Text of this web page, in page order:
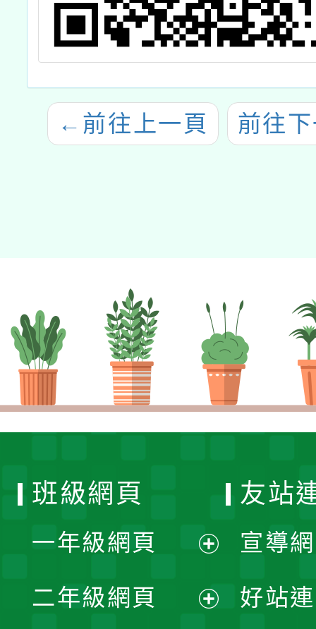
← 前往上一頁 前往
班級網頁
一年級網頁
開
二年級網頁
友站
宣導
好站